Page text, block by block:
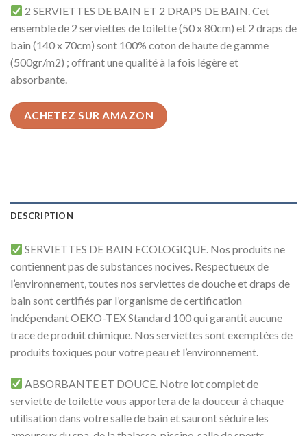
2 SERVIETTES DE BAIN ET 2 DRAPS DE BAIN. Cet
ensemble de 2 serviettes de toilette (50 x 80cm) et 2 draps de
bain (140 x 70cm) sont 100% coton de haute de gamme
(500gr/m2) ; offrant une qualité à la fois légère et
absorbante.
ACHETEZ SUR AMAZON
DESCRIPTION
SERVIETTES DE BAIN ECOLOGIQUE. Nos produits ne
contiennent pas de substances nocives. Respectueux de
l’environnement, toutes nos serviettes de douche et draps de
bain sont certifiés par l’organisme de certification
indépendant OEKO-TEX Standard 100 qui garantit aucune
trace de produit chimique. Nos serviettes sont exemptées de
produits toxiques pour votre peau et l’environnement.
ABSORBANTE ET DOUCE. Notre lot complet de
serviette de toilette vous apportera de la douceur à chaque
utilisation dans votre salle de bain et sauront séduire les